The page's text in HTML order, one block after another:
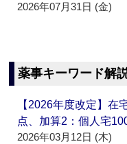
2026年07月31日 (金)
薬事キーワード解
【2026年度改定】在
点、加算2：個人宅
2026年03月12日 (木)